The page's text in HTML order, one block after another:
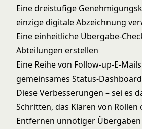
Eine dreistufige
einzige digitale Abzeichnung
Eine einheitliche Übergabe-
Abteilungen erstellen
Eine Reihe von Follow-up-E-
gemeinsames Status-
Diese Verbesserungen – sei es
Schritten, das Klären von Rollen
Entfernen unnötiger